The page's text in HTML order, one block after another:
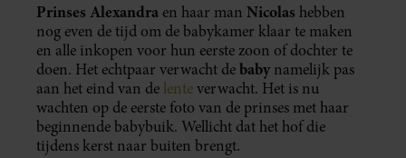
Prinses Alexandra en haar man Nicolas hebben
nog even de tijd om de babykamer klaar te maken
en alle inkopen voor hun eerste zoon of dochter te
doen. Het echtpaar verwacht debaby namelijk pas
aan het eind van de lenteverwacht. Het is nu
wachten op de eerste foto van de prinses met haar
beginnende babybuik. Wellicht dat het hof die
tijdens kerst naar buiten brengt.